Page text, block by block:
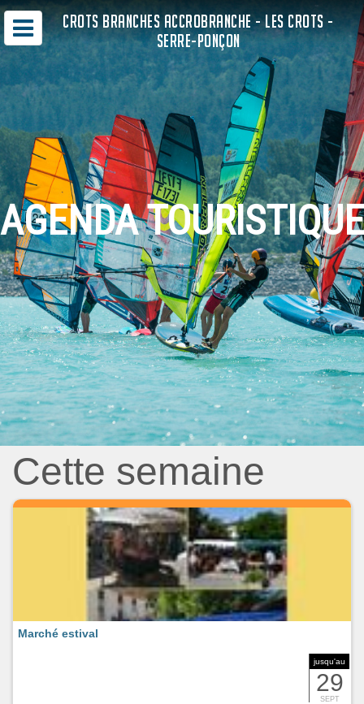
CROTS BRANCHES ACCROBRANCHE - LES CROTS -
SERRE-PONÇON
AGENDA TOURISTIQUE
Cette semaine
jusqu'au
29
SEPT
Marché estival